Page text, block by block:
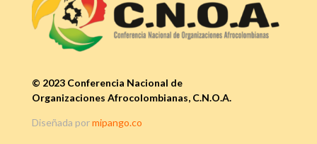
© 2023 Conferencia Nacional de
Organizaciones Afrocolombianas, C.N.O.A.
Diseñada pormipango.co